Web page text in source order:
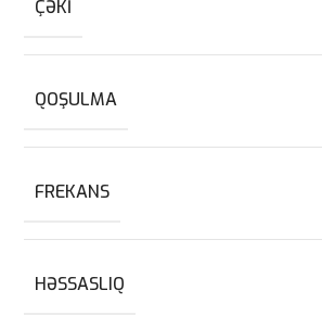
ÇƏKI
QOŞULMA
FREKANS
HƏSSASLIQ